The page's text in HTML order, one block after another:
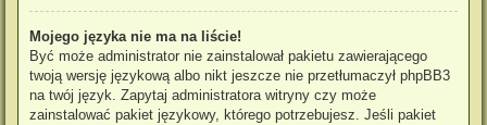
Mojego języka nie ma na liście!
Być może administrator nie zainstalował pakietu zawierającego
twoją wersję językową albo nikt jeszcze nie przetłumaczył phpBB3
na twój język. Zapytaj administratora witryny czy może
zainstalować pakiet językowy, którego potrzebujesz. Jeśli pakiet